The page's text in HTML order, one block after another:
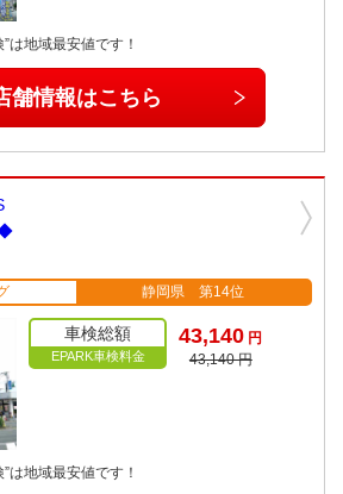
は地域最安値です！
舗情報はこちら
静岡県 第14位
車検総額
EPARK車検料金
43,140 円
43,140 円
は地域最安値です！